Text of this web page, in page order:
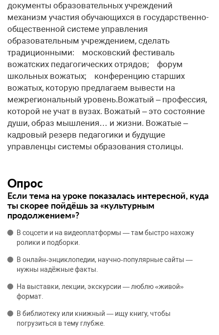
документы образовательных учреждений
механизм участия обучающихся в государственно-
общественной системе управления
образовательным учреждением, сделать
традиционными: московский фестиваль
вожатских педагогических отрядов; форум
школьных вожатых; конференцию старших
вожатых, которую предлагаем вывести на
межрегиональный уровень.Вожатый – профессия,
которой не учат в вузах. Вожатый – это состояние
души, образ мышления… и жизни. Вожатые –
кадровый резерв педагогики и будущие
управленцы системы образования столицы.
Опрос
Если тема на уроке показалась интересной, куда
ты скорее пойдёшь за «культурным
продолжением»?
В соцсети и на видеоплатформы — там быстро нахожу
ролики и подборки.
В онлайн‑энциклопедии, научно‑популярные сайты —
нужны надёжные факты.
На выставки, лекции, экскурсии — люблю «живой»
формат.
В библиотеку или книжный — ищу книгу, чтобы
погрузиться в тему глубже.